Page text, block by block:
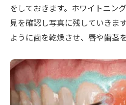
をしておきます。ホワイトニン
見を確認し写真に残していきま
ように歯を乾燥させ、唇や歯茎